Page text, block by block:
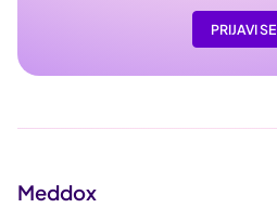
PRIJAVI SE
Meddox